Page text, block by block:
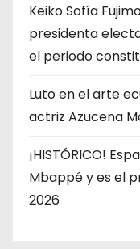
Keiko Sofía
presidenta
el periodo
Luto en el arte
actriz Azucena
¡HISTÓRICO!
Mbappé y es el
2026